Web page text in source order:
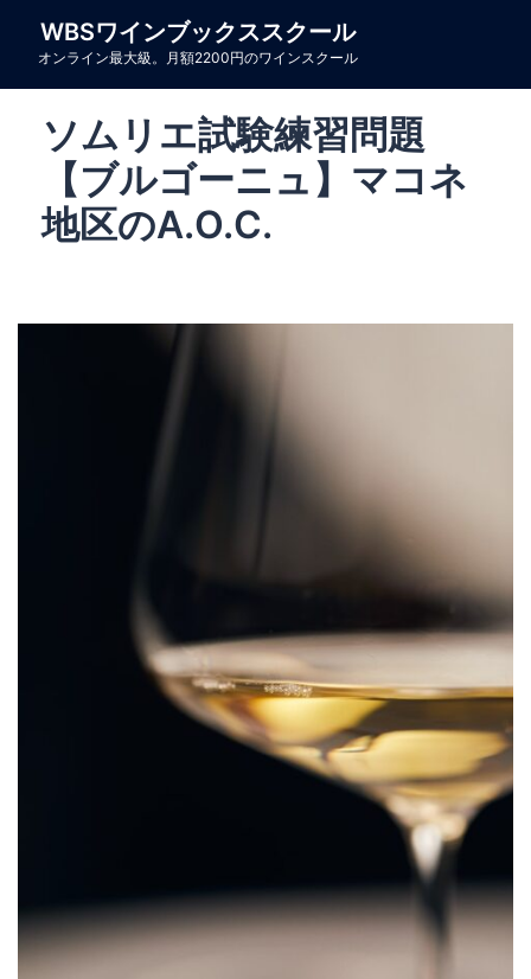
WBSワインブックススクール
オンライン最大級。月額2200円のワインスクール
ソムリエ試験練習問題
【ブルゴーニュ】マコネ
地区のA.O.C.